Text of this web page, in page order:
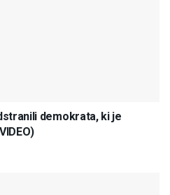
demokrata, ki je